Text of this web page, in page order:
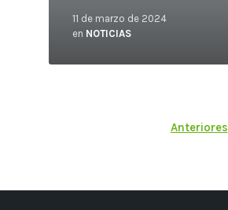
11 de marzo de 2024
en NOTICIAS
Anteriores